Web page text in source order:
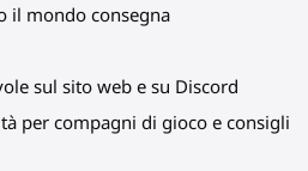
il mondo consegna
sul sito web e su Discord
per compagni di gioco e consigli